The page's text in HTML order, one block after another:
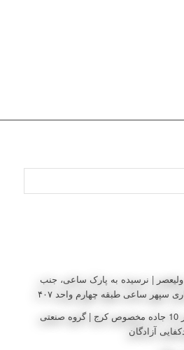
ولیعصر | نرسیده به پارک ساعی، جنب
سپهر ساعی طبقه چهارم واحد ۴۰۷
تهران | کیلومتر 10 جاده مخصوص کرج | گروه صنعتی
آزادگان